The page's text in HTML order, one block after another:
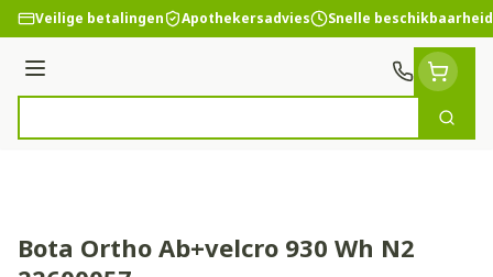
Ga naar de inhoud
Veilige betalingen Apothekersadvies Snelle beschikbaarheid
Menu
Zoek
Bota Ortho Ab+velcro 930 Wh N2